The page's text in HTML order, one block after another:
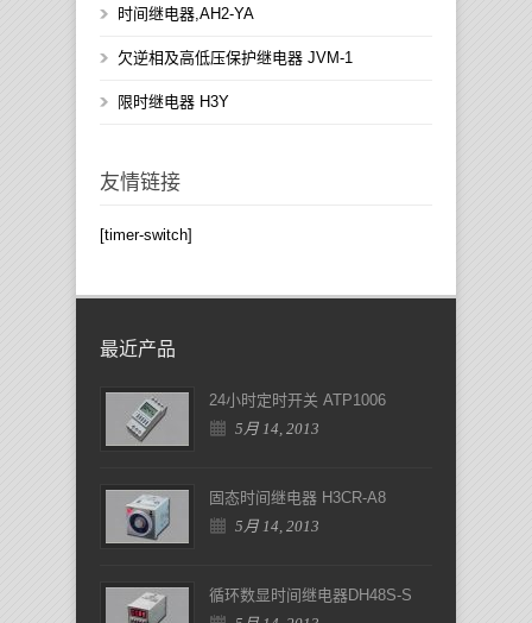
时间继电器,AH2-YA
欠逆相及高低压保护继电器 JVM-1
限时继电器 H3Y
友情链接
[timer-switch]
最近产品
24小时定时开关 ATP1006
5月 14, 2013
固态时间继电器 H3CR-A8
5月 14, 2013
循环数显时间继电器DH48S-S